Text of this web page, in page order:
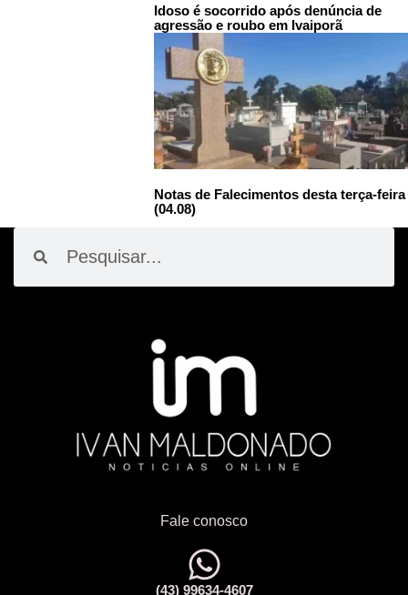
Idoso é socorrido após denúncia de
agressão e roubo em Ivaiporã
Notas de Falecimentos desta terça-feira
(04.08)
Fale conosco
(43) 99634-4607